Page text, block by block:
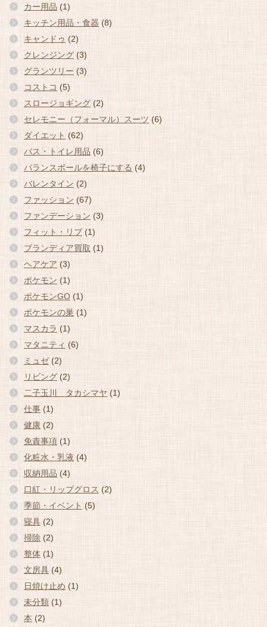
カー用品 (1)
キッチン用品・食器 (8)
キャンドゥ (2)
クレンジング (3)
グランツリー (3)
コストコ (5)
スロージョギング (2)
セレモニー（フォーマル）スーツ (6)
ダイエット (62)
バス・トイレ用品 (6)
バランスボールを椅子にする (4)
バレンタイン (2)
ファッション (67)
ファンデーション (3)
フィット・リブ (1)
ブランディア買取 (1)
ヘアケア (3)
ポケモン (1)
ポケモンGO (1)
ポケモンの巣 (1)
マスカラ (1)
マタニティ (6)
ミュゼ(2)
リビング (2)
二子玉川 タカシマヤ (1)
仕事 (1)
健康 (2)
免責事項 (1)
化粧水・乳液 (4)
収納用品 (4)
口紅・リップグロス (2)
季節・イベント (5)
寝具 (2)
掃除 (2)
整体 (1)
文房具 (4)
日焼け止め (1)
未分類 (1)
本 (2)